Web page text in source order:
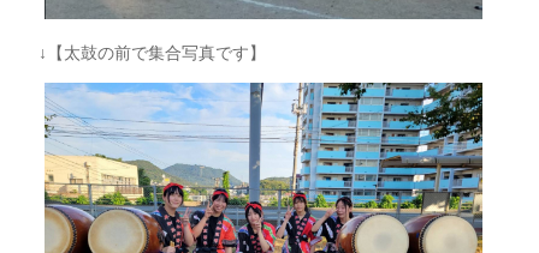
↓【太鼓の前で集合写真です】